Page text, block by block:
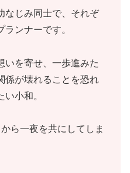
なじみ同士で、それぞ
ンナーです。
いを寄せ、一歩進みた
係が壊れることを恐れ
小和。
ら一夜を共にしてしま